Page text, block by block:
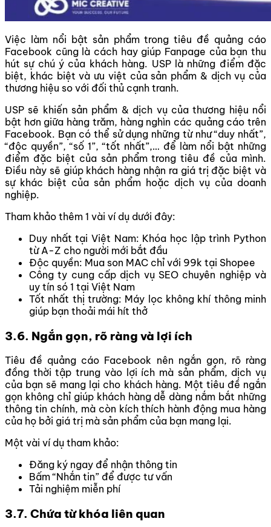
Việc làm nổi bật sản phẩm trong tiêu đề quảng cáo
Facebook cũng là cách hay giúp Fanpage của bạn thu
hút sự chú ý của khách hàng. USP là những điểm đặc
biệt, khác biệt và ưu việt của sản phẩm & dịch vụ của
thương hiệu so với đối thủ cạnh tranh.
USP sẽ khiến sản phẩm & dịch vụ của thương hiệu nổi
bật hơn giữa hàng trăm, hàng nghìn các quảng cáo trên
Facebook. Bạn có thể sử dụng những từ như “duy nhất”,
“độc quyền”, “số 1”, “tốt nhất”,… để làm nổi bật những
điểm đặc biệt của sản phẩm trong tiêu đề của mình.
Điều này sẽ giúp khách hàng nhận ra giá trị đặc biệt và
sự khác biệt của sản phẩm hoặc dịch vụ của doanh
nghiệp.
Tham khảo thêm 1 vài ví dụ dưới đây:
Duy nhất tại Việt Nam: Khóa học lập trình Python
từ A-Z cho người mới bắt đầu
Độc quyền: Mua son MAC chỉ với 99k tại Shopee
Công ty cung cấp dịch vụ SEO chuyên nghiệp và
uy tín só 1 tại Việt Nam
Tốt nhất thị trường: Máy lọc không khí thông minh
giúp bạn thoải mái hít thở
3.6. Ngắn gọn, rõ ràng và lợi ích
Tiêu đề quảng cáo Facebook nên ngắn gọn, rõ ràng
đồng thời tập trung vào lợi ích mà sản phẩm, dịch vụ
của bạn sẽ mang lại cho khách hàng. Một tiêu đề ngắn
gọn không chỉ giúp khách hàng dễ dàng nắm bắt những
thông tin chính, mà còn kích thích hành động mua hàng
của họ bởi giá trị mà sản phẩm của bạn mang lại.
Một vài ví dụ tham khảo:
Đăng ký ngay để nhận thông tin
Bấm “Nhắn tin” để được tư vấn
Tải nghiệm miễn phí
3.7. Chứa từ khóa liên quan